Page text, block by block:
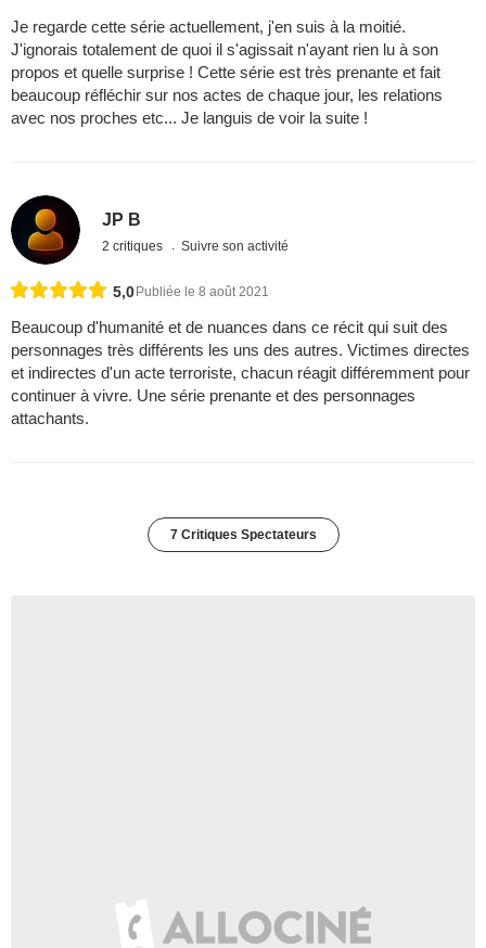
Je regarde cette série actuellement, j'en suis à la moitié.
J'ignorais totalement de quoi il s'agissait n'ayant rien lu à son
propos et quelle surprise ! Cette série est très prenante et fait
beaucoup réfléchir sur nos actes de chaque jour, les relations
avec nos proches etc... Je languis de voir la suite !
JP B
2 critiques Suivre son activité
5,0Publiée le 8 août 2021
Beaucoup d'humanité et de nuances dans ce récit qui suit des
personnages très différents les uns des autres. Victimes directes
et indirectes d'un acte terroriste, chacun réagit différemment pour
continuer à vivre. Une série prenante et des personnages
attachants.
7 Critiques Spectateurs